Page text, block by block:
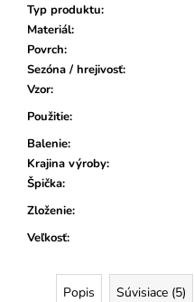
Typ produktu:
Materiál:
Povrch:
Sezóna / hrejivosť:
Vzor:
Použitie:
Balenie:
Krajina výroby:
Špička:
Zloženie:
Veľkosť:
Popis Súvisiace (5)